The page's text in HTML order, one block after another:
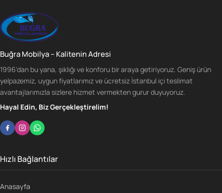
Buğra Mobilya – Kalitenin Adresi
1996'dan bu yana, şıklığı ve konforu bir araya getiriyoruz. Geniş ürün
yelpazemiz, uygun fiyatlarımız ve ücretsiz İstanbul içi teslimat
avantajlarımızla sizlere hizmet vermekten gurur duyuyoruz.
Hayal Edin, Biz Gerçekleştirelim!
Hızlı Bağlantılar
Anasayfa